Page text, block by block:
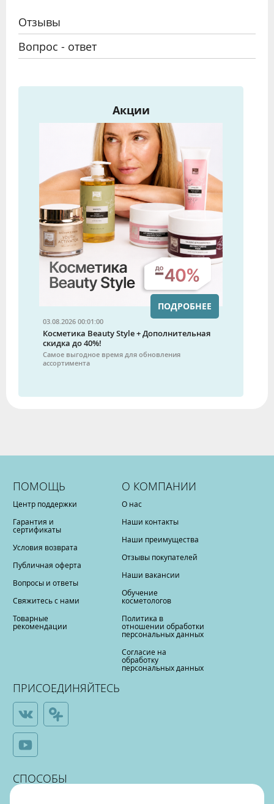
Отзывы
Вопрос - ответ
Акции
03.08.2026 00:01:00
Косметика Beauty Style + Дополнительная
скидка до 40%!
Самое выгодное время для обновления
ассортимента
ПОДРОБНЕЕ
ПОМОЩЬ
Центр поддержки
Гарантия и
сертификаты
Условия возврата
Публичная оферта
Вопросы и ответы
Свяжитесь с нами
Товарные
рекомендации
О КОМПАНИИ
О нас
Наши контакты
Наши преимущества
Отзывы покупателей
Наши вакансии
Обучение
косметологов
Политика в
отношении обработки
персональных данных
Согласие на
обработку
персональных данных
ПРИСОЕДИНЯЙТЕСЬ
СПОСОБЫ
ОПЛАТЫ